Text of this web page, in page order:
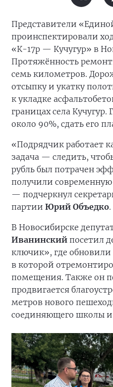
Представители
проинспектировали
«К-17р — Кучугур» в
Протяжённость
семь километров.
отсыпку и укатку
к укладке
границах села
около 90%, сдать его
«Подрядчик работает
задача — следить,
рубль был потрачен
получили современную
— подчеркнул
партии Юрий Объедко.
В Новосибирске
Иванинский посетил
ключик», где
в которой
помещения. Также он
продвигается
метров нового
соединяющего школы и